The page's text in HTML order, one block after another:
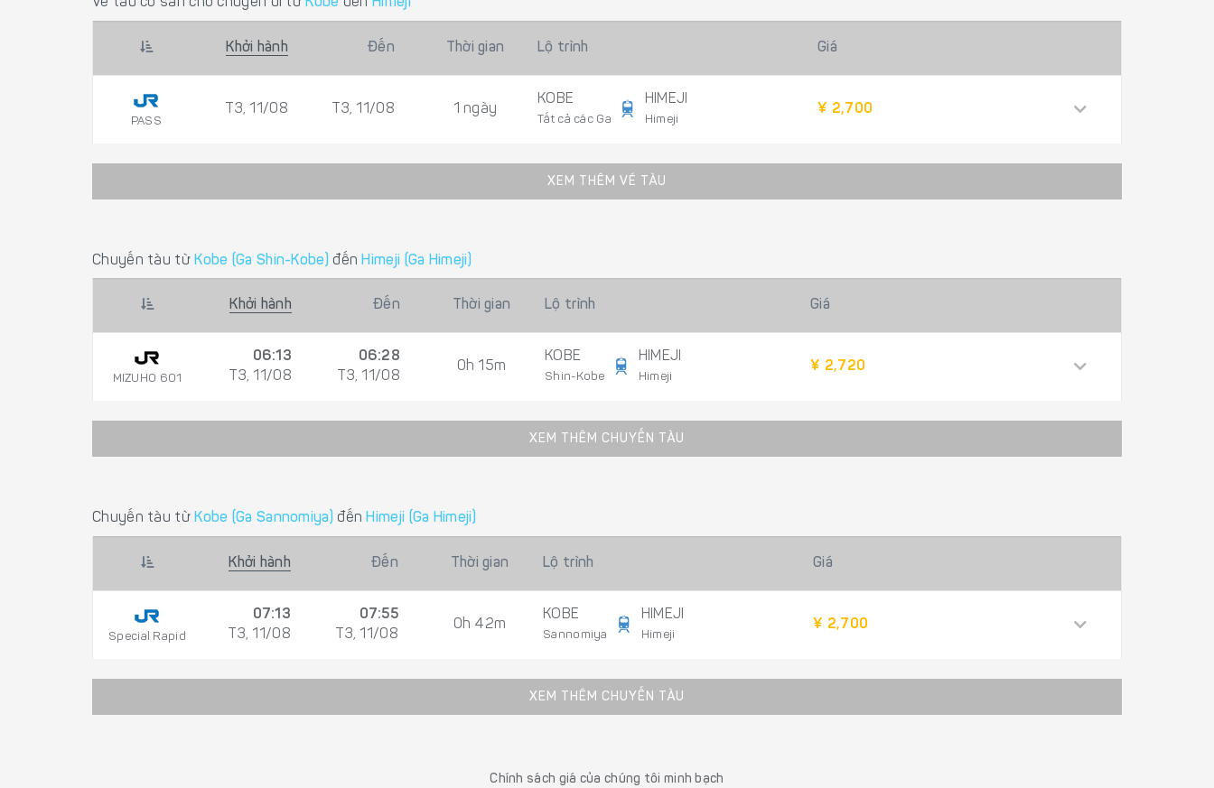
Khởi hành Đến Thời gian Lộ trình Giá
PASS
T3, 11/08 T3, 11/08 1 ngày
KOBE
Tất cả các Ga
HIMEJI
Himeji
¥ 2,700
XEM THÊM VÉ TÀU
Chuyến tàu từ Kobe (Ga Shin-Kobe) đến Himeji (Ga Himeji)
Khởi hành Đến Thời gian Lộ trình Giá
MIZUHO 601
06:13
T3, 11/08
06:28
T3, 11/08
0h 15m
KOBE
Shin-Kobe
HIMEJI
Himeji
¥ 2,720
XEM THÊM CHUYẾN TÀU
Chuyến tàu từKobe (Ga Sannomiya) đếnHimeji (Ga Himeji)
Khởi hành Đến Thời gian Lộ trình Giá
Special Rapid
07:13
T3, 11/08
07:55
T3, 11/08
0h 42m
KOBE
Sannomiya
HIMEJI
Himeji
¥ 2,700
XEM THÊM CHUYẾN TÀU
Chính sách giá của chúng tôi minh bạch